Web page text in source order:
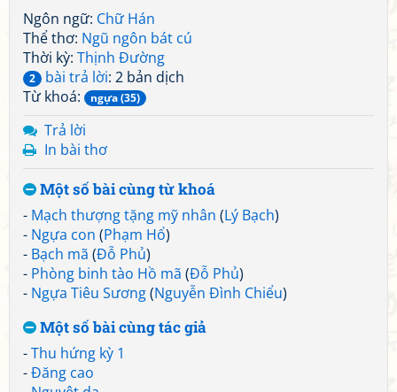
Ngôn ngữ: Chữ Hán
Thể thơ: Ngũ ngôn bát cú
Thời kỳ: Thịnh Đường
2 bài trả lời: 2 bản dịch
Từ khoá:
ngựa (35)
Trả lời
In bài thơ
Một số bài cùng từ khoá
- Mạch thượng tặng mỹ nhân (Lý Bạch)
- Ngựa con (Phạm Hổ)
- Bạch mã (Đỗ Phủ)
- Phòng binh tào Hồ mã (Đỗ Phủ)
- Ngựa Tiêu Sương(Nguyễn Đình Chiểu)
Một số bài cùng tác giả
-Thu hứng kỳ 1
-Đăng cao